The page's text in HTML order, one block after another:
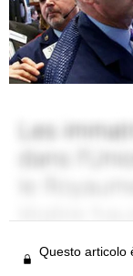
Questo articolo